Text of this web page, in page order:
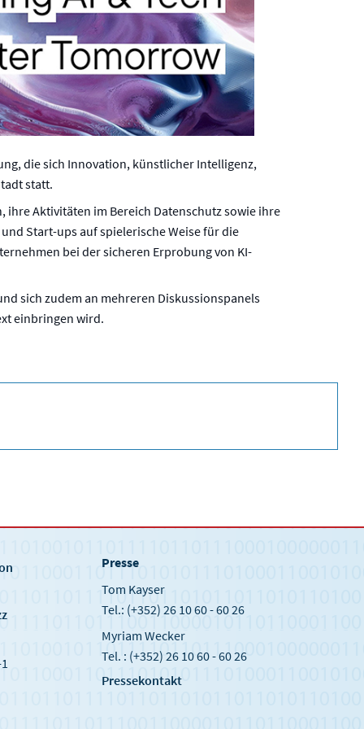
die sich Innovation, künstlicher Intelligenz,
statt.
ihre Aktivitäten im Bereich Datenschutz sowie ihre
Start-ups auf spielerische Weise für die
bei der sicheren Erprobung von KI-
sich zudem an mehreren Diskussionspanels
einbringen wird.
Presse
Tom Kayser
Tel.: (+352) 26 10 60 - 60 26
Myriam Wecker
Tel. : (+352) 26 10 60 - 60 26
Pressekontakt